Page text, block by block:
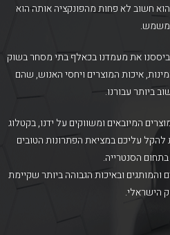
חשוב לא פחות מהפונקציה אותה הוא
משמש.
את מעמדנו בכאלף בתי מסחר בשוק
איכות המוצרים ויחסי האנוש, שהם
ביותר עבורנו.
המיובאים ומשווקים על ידנו, בקטלוג
עליכם במציאת הפתרונות הטובים
הסנטרייה.
ובאיכות הגבוהה ביותר שקיימת
הישראלי.